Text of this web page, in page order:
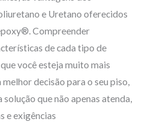
e Uretano oferecidos
Compreender
de cada tipo de
você esteja muito mais
decisão para o seu piso,
solução que não apenas atenda,
e exigências